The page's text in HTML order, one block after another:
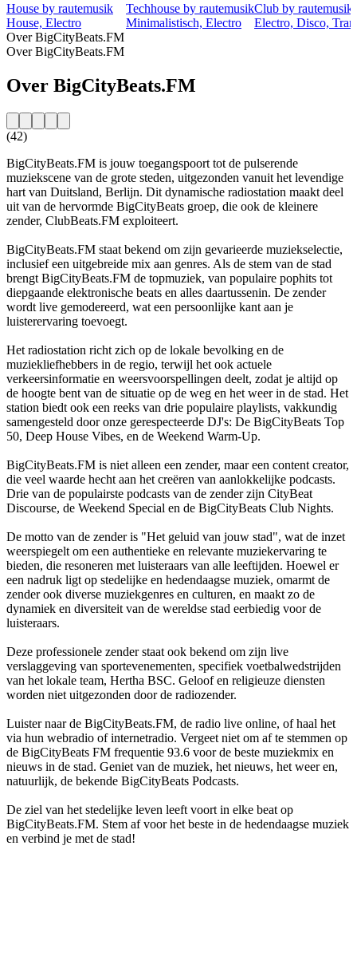
House by rautemusik
House, Electro
Techhouse by rautemusik
Minimalistisch, Electro
Club by rautemusik
Electro, Disco,
Over BigCityBeats.FM
Over BigCityBeats.FM
Over BigCityBeats.FM
(42)
BigCityBeats.FM is jouw toegangspoort tot de pulserende
muziekscene van de grote steden, uitgezonden vanuit het levendige
hart van Duitsland, Berlijn. Dit dynamische radiostation maakt deel
uit van de hervormde BigCityBeats groep, die ook de kleinere
zender, ClubBeats.FM exploiteert.
BigCityBeats.FM staat bekend om zijn gevarieerde muziekselectie,
inclusief een uitgebreide mix aan genres. Als de stem van de stad
brengt BigCityBeats.FM de topmuziek, van populaire pophits tot
diepgaande elektronische beats en alles daartussenin. De zender
wordt live gemodereerd, wat een persoonlijke kant aan je
luisterervaring toevoegt.
Het radiostation richt zich op de lokale bevolking en de
muziekliefhebbers in de regio, terwijl het ook actuele
verkeersinformatie en weersvoorspellingen deelt, zodat je altijd op
de hoogte bent van de situatie op de weg en het weer in de stad. Het
station biedt ook een reeks van drie populaire playlists, vakkundig
samengesteld door onze gerespecteerde DJ's: De BigCityBeats Top
50, Deep House Vibes, en de Weekend Warm-Up.
BigCityBeats.FM is niet alleen een zender, maar een content creator,
die veel waarde hecht aan het creëren van aanlokkelijke podcasts.
Drie van de populairste podcasts van de zender zijn CityBeat
Discourse, de Weekend Special en de BigCityBeats Club Nights.
De motto van de zender is "Het geluid van jouw stad", wat de inzet
weerspiegelt om een authentieke en relevante muziekervaring te
bieden, die resoneren met luisteraars van alle leeftijden. Hoewel er
een nadruk ligt op stedelijke en hedendaagse muziek, omarmt de
zender ook diverse muziekgenres en culturen, en maakt zo de
dynamiek en diversiteit van de wereldse stad eerbiedig voor de
luisteraars.
Deze professionele zender staat ook bekend om zijn live
verslaggeving van sportevenementen, specifiek voetbalwedstrijden
van het lokale team, Hertha BSC. Geloof en religieuze diensten
worden niet uitgezonden door de radiozender.
Luister naar de BigCityBeats.FM, de radio live online, of haal het
via hun webradio of internetradio. Vergeet niet om af te stemmen op
de BigCityBeats FM frequentie 93.6 voor de beste muziekmix en
nieuws in de stad. Geniet van de muziek, het nieuws, het weer en,
natuurlijk, de bekende BigCityBeats Podcasts.
De ziel van het stedelijke leven leeft voort in elke beat op
BigCityBeats.FM. Stem af voor het beste in de hedendaagse muziek
en verbind je met de stad!